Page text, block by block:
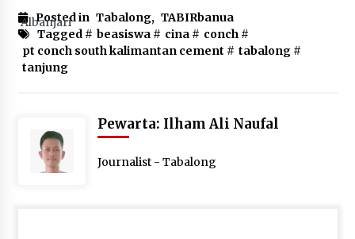
Posted in Tabalong, TABIRbanua
Tagged # beasiswa# cina# conch #
pt conch south kalimantan cement # tabalong#
tanjung
Pewarta: Ilham Ali Naufal
Journalist - Tabalong